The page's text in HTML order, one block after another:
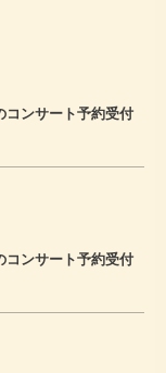
コンサート予約受付
コンサート予約受付